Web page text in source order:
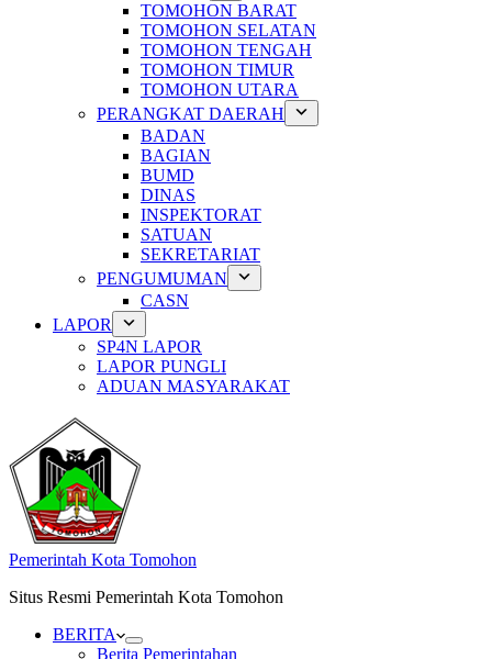
TOMOHON BARAT
TOMOHON SELATAN
TOMOHON TENGAH
TOMOHON TIMUR
TOMOHON UTARA
PERANGKAT DAERAH
BADAN
BAGIAN
BUMD
DINAS
INSPEKTORAT
SATUAN
SEKRETARIAT
PENGUMUMAN
CASN
LAPOR
SP4N LAPOR
LAPOR PUNGLI
ADUAN MASYARAKAT
Pemerintah Kota Tomohon
Situs Resmi Pemerintah Kota Tomohon
BERITA
Berita Pemerintahan